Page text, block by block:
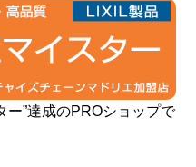
ー”達成のPROショップで